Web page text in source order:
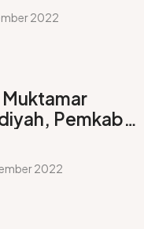
2022
Pemkab
Peserta ke
2022